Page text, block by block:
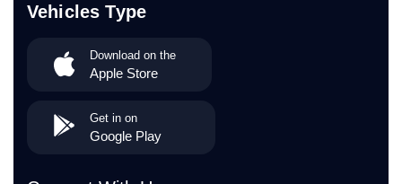
Vehicles Type
Download on the
Apple Store
Get in on
Google Play